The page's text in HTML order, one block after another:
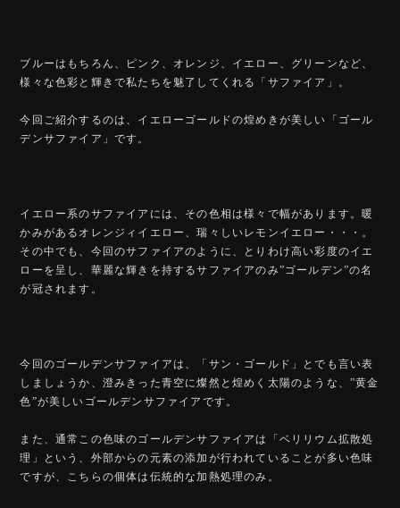
ブルーはもちろん、ピンク、オレンジ、イエロー、グリーンなど、
様々な色彩と輝きで私たちを魅了してくれる「サファイア」。
今回ご紹介するのは、イエローゴールドの煌めきが美しい「ゴール
デンサファイア」です。
イエロー系のサファイアには、その色相は様々で幅があります。暖
かみがあるオレンジィイエロー、瑞々しいレモンイエロー・・・。
その中でも、今回のサファイアのように、とりわけ高い彩度のイエ
ローを呈し、華麗な輝きを持するサファイアのみ”ゴールデン”の名
が冠されます。
今回のゴールデンサファイアは、「サン・ゴールド」とでも言い表
しましょうか、澄みきった青空に燦然と煌めく太陽のような、”黄金
色”が美しいゴールデンサファイアです。
また、通常この色味のゴールデンサファイアは「ベリリウム拡散処
理」という、外部からの元素の添加が行われていることが多い色味
ですが、こちらの個体は伝統的な加熱処理のみ。